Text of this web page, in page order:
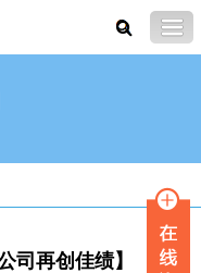
司再创佳绩】